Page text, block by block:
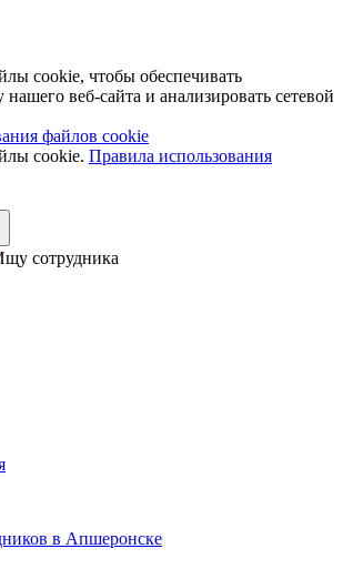
cookie, чтобы обеспечивать
веб-сайта и анализировать сетевой
файлов cookie
cookie. Правила использования
сотрудника
в Апшеронске